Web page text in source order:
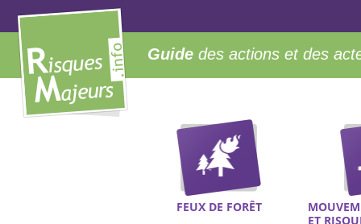
Guide des actions et des
FEUX DE FORÊT
ET